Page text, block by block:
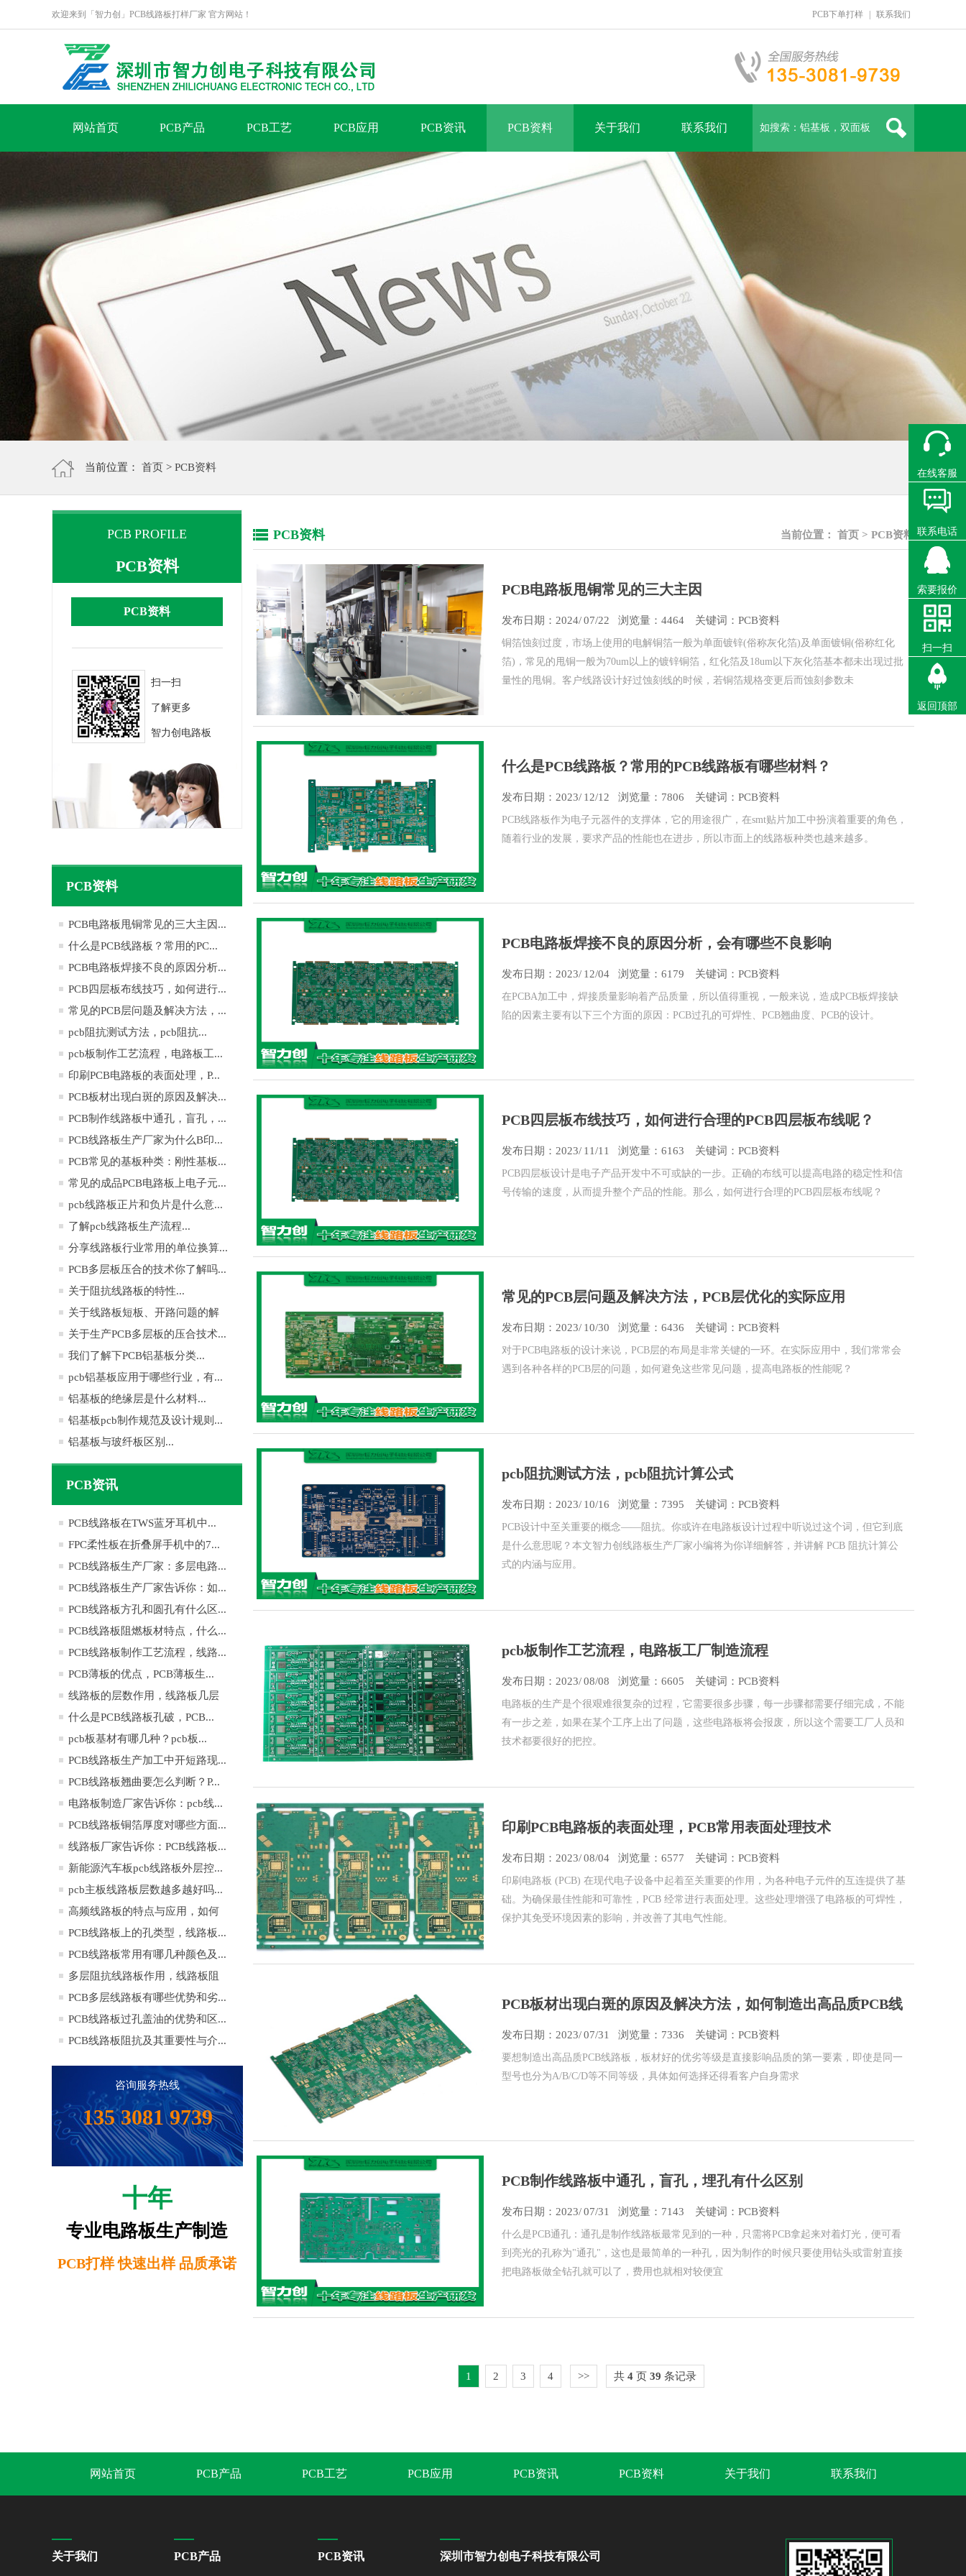
欢迎来到「智力创」PCB线路板打样厂家 官方网站！ PCB下单打样 联系我们
网站首页 PCB产品 PCB工艺 PCB应用 PCB资讯 PCB资料 关于我们 联系我们
当前位置： 首页 > PCB资料
PCB PROFILE
PCB资料
PCB资料
扫一扫
了解更多
智力创电路板
PCB资料
PCB电路板甩铜常见的三大主因...
什么是PCB线路板？常用的PC...
PCB电路板焊接不良的原因分析...
PCB四层板布线技巧，如何进行...
常见的PCB层问题及解决方法，...
pcb阻抗测试方法，pcb阻抗...
pcb板制作工艺流程，电路板工...
印刷PCB电路板的表面处理，P...
PCB板材出现白斑的原因及解决...
PCB制作线路板中通孔，盲孔，...
PCB线路板生产厂家为什么B印...
PCB常见的基板种类：刚性基板...
常见的成品PCB电路板上电子元...
pcb线路板正片和负片是什么意...
了解pcb线路板生产流程...
分享线路板行业常用的单位换算...
PCB多层板压合的技术你了解吗...
关于阻抗线路板的特性...
关于线路板短板、开路问题的解
决...
关于生产PCB多层板的压合技术...
我们了解下PCB铝基板分类...
pcb铝基板应用于哪些行业，有...
铝基板的绝缘层是什么材料...
铝基板pcb制作规范及设计规则...
铝基板与玻纤板区别...
PCB资讯
PCB线路板在TWS蓝牙耳机中...
FPC柔性板在折叠屏手机中的7...
PCB线路板生产厂家：多层电路...
PCB线路板生产厂家告诉你：如...
PCB线路板方孔和圆孔有什么区...
PCB线路板阻燃板材特点，什么...
PCB线路板制作工艺流程，线路...
PCB薄板的优点，PCB薄板生...
线路板的层数作用，线路板几层
是...
什么是PCB线路板孔破，PCB...
pcb板基材有哪几种？pcb板...
PCB线路板生产加工中开短路现...
PCB线路板翘曲要怎么判断？P...
电路板制造厂家告诉你：pcb线...
PCB线路板铜箔厚度对哪些方面...
线路板厂家告诉你：PCB线路板...
新能源汽车板pcb线路板外层控...
pcb主板线路板层数越多越好吗...
高频线路板的特点与应用，如何
选...
PCB线路板上的孔类型，线路板...
PCB线路板常用有哪几种颜色及...
多层阻抗线路板作用，线路板阻
抗...
PCB多层线路板有哪些优势和劣...
PCB线路板过孔盖油的优势和区...
PCB线路板阻抗及其重要性与介...
咨询服务热线
135 3081 9739
十年
专业电路板生产制造
PCB打样 快速出样 品质承诺
当前位置： 首页 > PCB资料
PCB资料
PCB电路板甩铜常见的三大主因
发布日期： 2024/07/22 浏览量：4464 关键词：PCB资料
铜箔蚀刻过度，市场上使用的电解铜箔一般为单面镀锌(俗称灰化箔)及单面镀铜(俗称红化
箔)，常见的甩铜一般为70um以上的镀锌铜箔，红化箔及18um以下灰化箔基本都未出现过批
量性的甩铜。客户线路设计好过蚀刻线的时候，若铜箔规格变更后而蚀刻参数未
什么是PCB线路板？常用的PCB线路板有哪些材料？
发布日期： 2023/ 12/12 浏览量：7806 关键词：PCB资料
PCB线路板​作为电子元器件的支撑体，它的用途很广，在smt贴片加工中扮演着重要的角色，
随着行业的发展，要求产品的性能也在进步，所以市面上的线路板种类也越来越多。
PCB电路板焊接不良的原因分析，会有哪些不良影响
发布日期： 2023/ 12/04 浏览量：6179 关键词：PCB资料
在PCBA加工中，焊接质量影响着产品质量，所以值得重视，一般来说，造成PCB板焊接缺
陷的因素主要有以下三个方面的原因：PCB过孔的可焊性、PCB翘曲度、PCB的设计。
PCB四层板布线技巧，如何进行合理的PCB四层板布线呢？ ​
发布日期： 2023/ 11/11 浏览量：6163 关键词：PCB资料
PCB四层板设计是电子产品开发中不可或缺的一步。正确的布线可以提高电路的稳定性和信
号传输的速度，从而提升整个产品的性能。那么，如何进行合理的PCB四层板布线呢？
常见的PCB层问题及解决方法，PCB层优化的实际应用
发布日期： 2023/ 10/30 浏览量：6436 关键词：PCB资料
对于PCB电路板的设计来说，PCB层的布局是非常关键的一环。在实际应用中，我们常常会
遇到各种各样的PCB层的问题，如何避免这些常见问题，提高电路板的性能呢？
pcb阻抗测试方法，pcb阻抗计算公式
发布日期： 2023/ 10/16 浏览量：7395 关键词：PCB资料
PCB设计中至关重要的概念——阻抗。你或许在电路板设计过程中听说过这个词，但它到底
是什么意思呢？本文智力创线路板生产厂家小编将为你详细解答，并讲解 PCB 阻抗计算公
式的内涵与应用。
pcb板制作工艺流程，电路板工厂制造流程
发布日期： 2023/08/08 浏览量：6605 关键词：PCB资料
电路板的生产是个很艰难很复杂的过程，它需要很多步骤，每一步骤都需要仔细完成，不能
有一步之差，如果在某个工序上出了问题，这些电路板将会报废，所以这个需要工厂人员和
技术都要很好的把控。
印刷PCB电路板的表面处理，PCB常用表面处理技术
发布日期： 2023/08/04 浏览量：6577 关键词：PCB资料
印刷电路板 (PCB) 在现代电子设备中起着至关重要的作用，为各种电子元件的互连提供了基
础。为确保最佳性能和可靠性，PCB 经常进行表面处理。这些处理增强了电路板的可焊性，
保护其免受环境因素的影响，并改善了其电气性能。
PCB板材出现白斑的原因及解决方法，如何制造出高品质PCB线
路板
发布日期： 2023/07/31 浏览量：7336 关键词：PCB资料
要想制造出高品质PCB线路板，板材好的优劣等级是直接影响品质的第一要素，即使是同一
型号也分为A/B/C/D等不同等级，具体如何选择还得看客户自身需求
PCB制作线路板中通孔，盲孔，埋孔有什么区别
发布日期： 2023/07/31 浏览量：7143 关键词：PCB资料
什么是PCB通孔：通孔是制作线路板最常见到的一种，只需将PCB拿起来对着灯光，便可看
到亮光的孔称为"通孔"，这也是最简单的一种孔，因为制作的时候只要使用钻头或雷射直接
把电路板做全钻孔就可以了，费用也就相对较便宜
1 2 3 4 >> 共 4页 39 条记录
网站首页 PCB产品 PCB工艺 PCB应用 PCB资讯 PCB资料 关于我们 联系我们
关于我们 PCB产品 PCB资讯 深圳市智力创电子科技有限公司
在线客服
联系电话
索要报价
扫一扫
返回顶部